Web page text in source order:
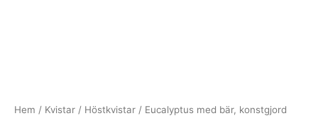
Hem / Kvistar / Höstkvistar / Eucalyptus med bär, konstgjord